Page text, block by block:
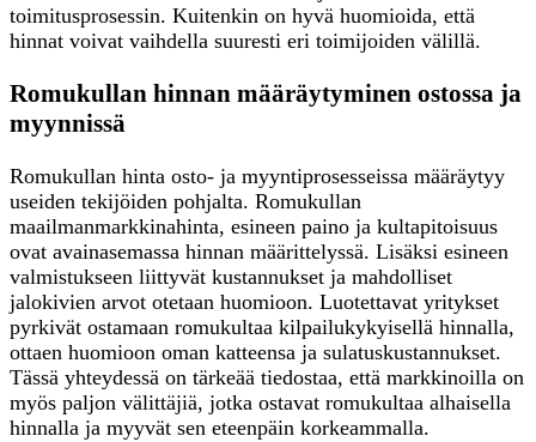
toimitusprosessin. Kuitenkin on hyvä huomioida, että
hinnat voivat vaihdella suuresti eri toimijoiden välillä.
Romukullan hinnan määräytyminen ostossa ja
myynnissä
Romukullan hinta osto- ja myyntiprosesseissa määräytyy
useiden tekijöiden pohjalta. Romukullan
maailmanmarkkinahinta, esineen paino ja kultapitoisuus
ovat avainasemassa hinnan määrittelyssä. Lisäksi esineen
valmistukseen liittyvät kustannukset ja mahdolliset
jalokivien arvot otetaan huomioon. Luotettavat yritykset
pyrkivät ostamaan romukultaa kilpailukykyisellä hinnalla,
ottaen huomioon oman katteensa ja sulatuskustannukset.
Tässä yhteydessä on tärkeää tiedostaa, että markkinoilla on
myös paljon välittäjiä, jotka ostavat romukultaa alhaisella
hinnalla ja myyvät sen eteenpäin korkeammalla.